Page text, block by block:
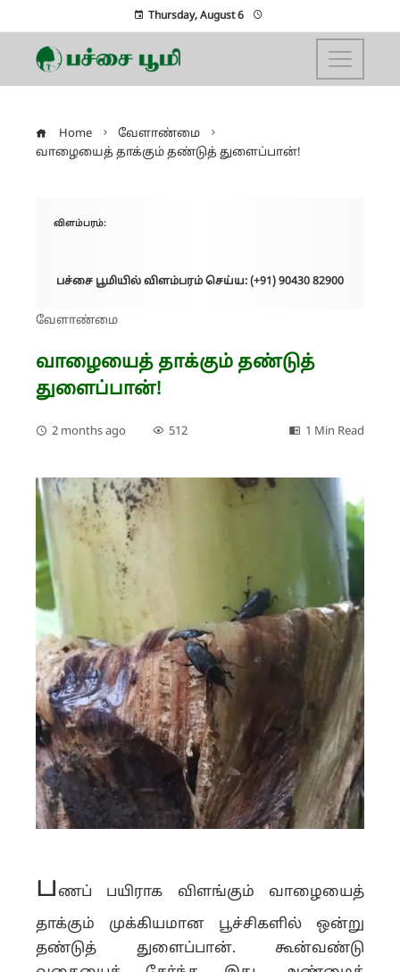
Thursday, August 6
Home
வேளாண்மை
வாழையைத் தாக்கும் தண்டுத் துளைப்பான்!
விளம்பரம்:
பச்சை பூமியில் விளம்பரம் செய்ய: (+91) 90430 82900
வேளாண்மை
வாழையைத் தாக்கும் தண்டுத்
துளைப்பான்!
2 months ago 512 1 Min Read
ப ணப் பயிராக விளங்கும் வாழையைத்
தாக்கும் முக்கியமான பூச்சிகளில் ஒன்று
தண்டுத் துளைப்பான். கூன்வண்டு